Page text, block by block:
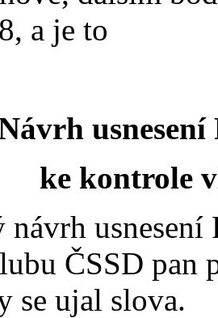
a je to
usnesení
ke kontrole
návrh usnesení
ČSSD pan
se ujal slova.